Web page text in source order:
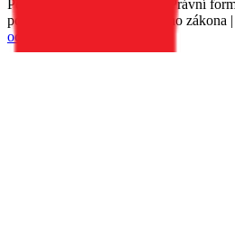
Petr Matyáš, IČ: 00705331, Právní
podnikající dle živnostenského zákona |
ochrana osobních údajů